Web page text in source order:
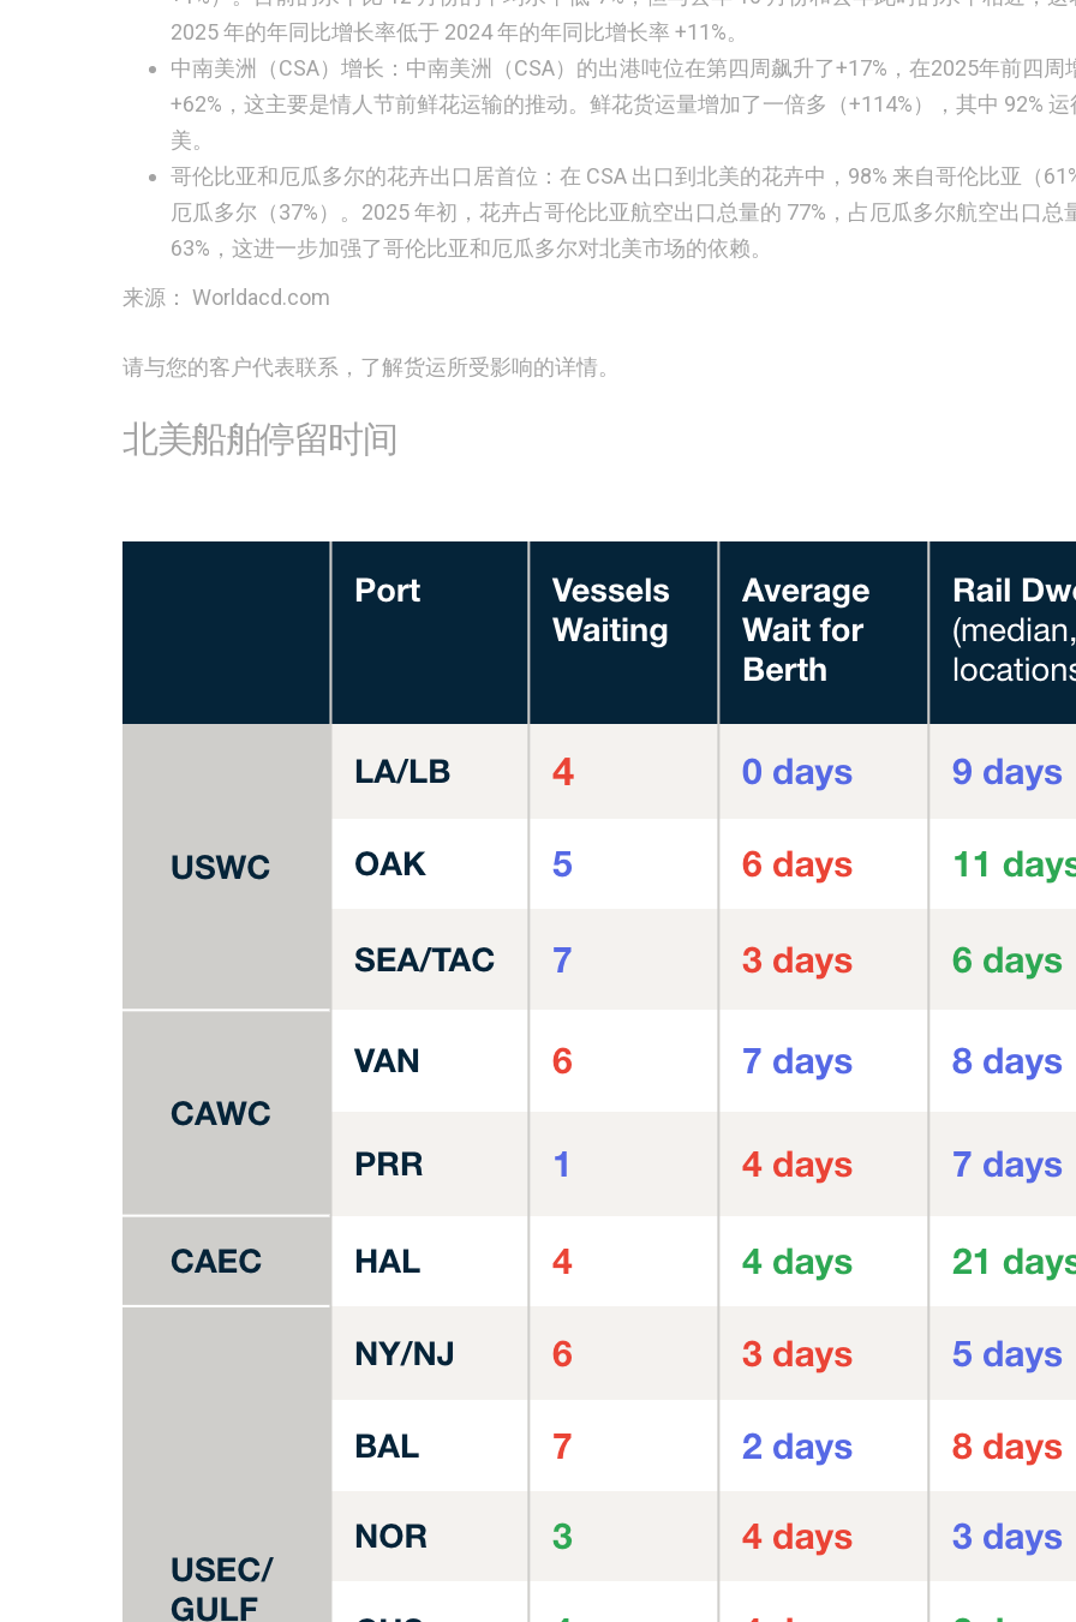
2025 年的年同比增长率低于 2024 年的年同比增长率 +11%。
中南美洲（CSA）增长： 中南美洲（CSA）的出港吨位在第四周飙升了+17%，在2025年前四周
+62%，这主要是情人节前鲜花运输的推动。鲜花货运量增加了一倍多（+114%），其中 92% 运
美。
哥伦比亚和厄瓜多尔的花卉出口居首位： 在 CSA 出口到北美的花卉中，98% 来自哥伦比亚（
厄瓜多尔（37%）。2025 年初，花卉占哥伦比亚航空出口总量的 77%，占厄瓜多尔航空出口总
63%，这进一步加强了哥伦比亚和厄瓜多尔对北美市场的依赖。
来源： Worldacd.com
请与您的客户代表联系，了解货运所受影响的详情。
北美船舶停留时间